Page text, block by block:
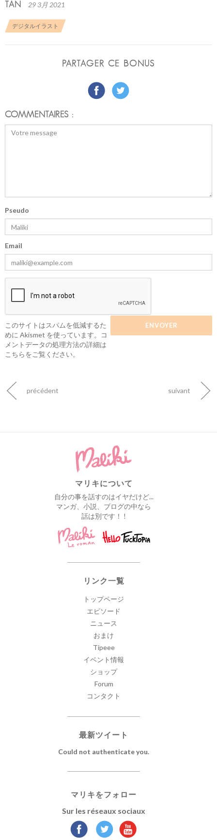
TAN 29 3月 2021
デジタルイラスト
PARTAGER CE BONUS
COMMENTAIRES :
Pseudo
Email
このサイトはスパムを低減するた
めに Akismet を使っています。
コ
メントデータの処理方法の詳細は
こちらをご覧ください。
précédent suivant
マリキについて
自分の事を話すのはイヤだけど...
マンガ、小説、ブログの中なら
話は別です！ !
リンク一覧
トップページ
エピソード
ニュース
おまけ
Tipeee
イベント情報
ショップ
Forum
コンタクト
最新ツイート
Could not authenticate you.
マリキをフォロー
Sur les réseaux sociaux